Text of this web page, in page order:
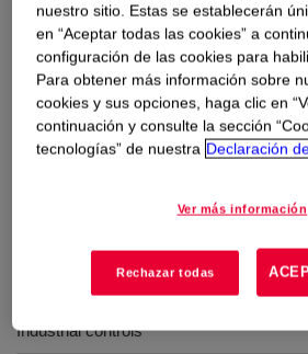
Flexible elastomer with good
can be used in applications
connectors, sensors, and more.
Usos
Industrial controls
nuestro sitio. Estas se establecerán
en “Aceptar todas las cookies” a
configuración de las cookies para
Para obtener más información sobre
cookies y sus opciones, haga clic en
continuación y consulte la sección
tecnologías” de nuestra Declaración
Ver más información
Rechazar todas